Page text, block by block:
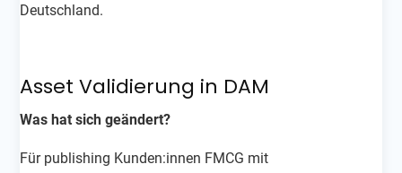
Deutschland.
Asset Validierung in DAM
Was hat sich geändert?
Für publishing Kunden:innen FMCG mit